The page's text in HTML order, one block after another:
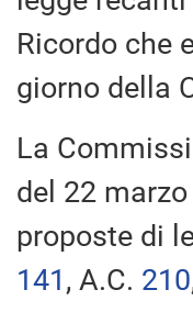
Ricordo che
giorno della
La
del 22
proposte di
141​, A.C. 210